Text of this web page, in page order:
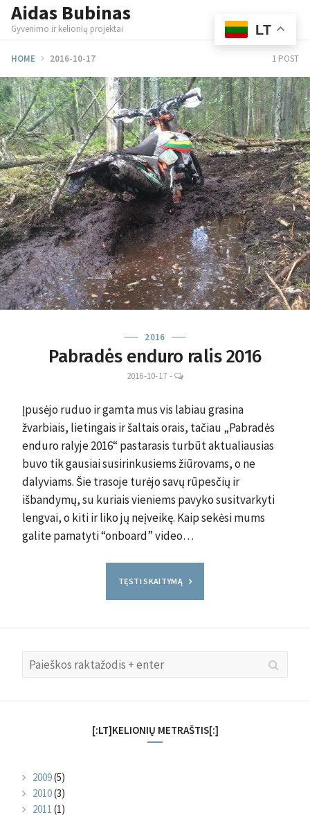
SkipAidas Bubinas
Gyvenimo ir kelionių projektai
HOME 2016-10-17 1 POST
2016
Pabradės enduro ralis 2016
2016-10-17 -
LEAVE
Įpusėjo ruduo ir gamta mus vis labiau grasina
žvarbiais, lietingais ir šaltais orais, tačiau „Pabradės
enduro ralyje 2016“ pastarasis turbūt aktualiausias
buvo tik gausiai susirinkusiems žiūrovams, o ne
dalyviams. Šie trasoje turėjo savų rūpesčių ir
išbandymų, su kuriais vieniems pavyko susitvarkyti
lengvai, o kiti ir liko jų neįveikę. Kaip sekėsi mums
galite pamatyti “onboard” video…
TĘSTI SKAITYMĄ
Search
[:LT]KELIONIŲ METRAŠTIS[:]
2009(5)
2010(3)
2011 (1)
LT